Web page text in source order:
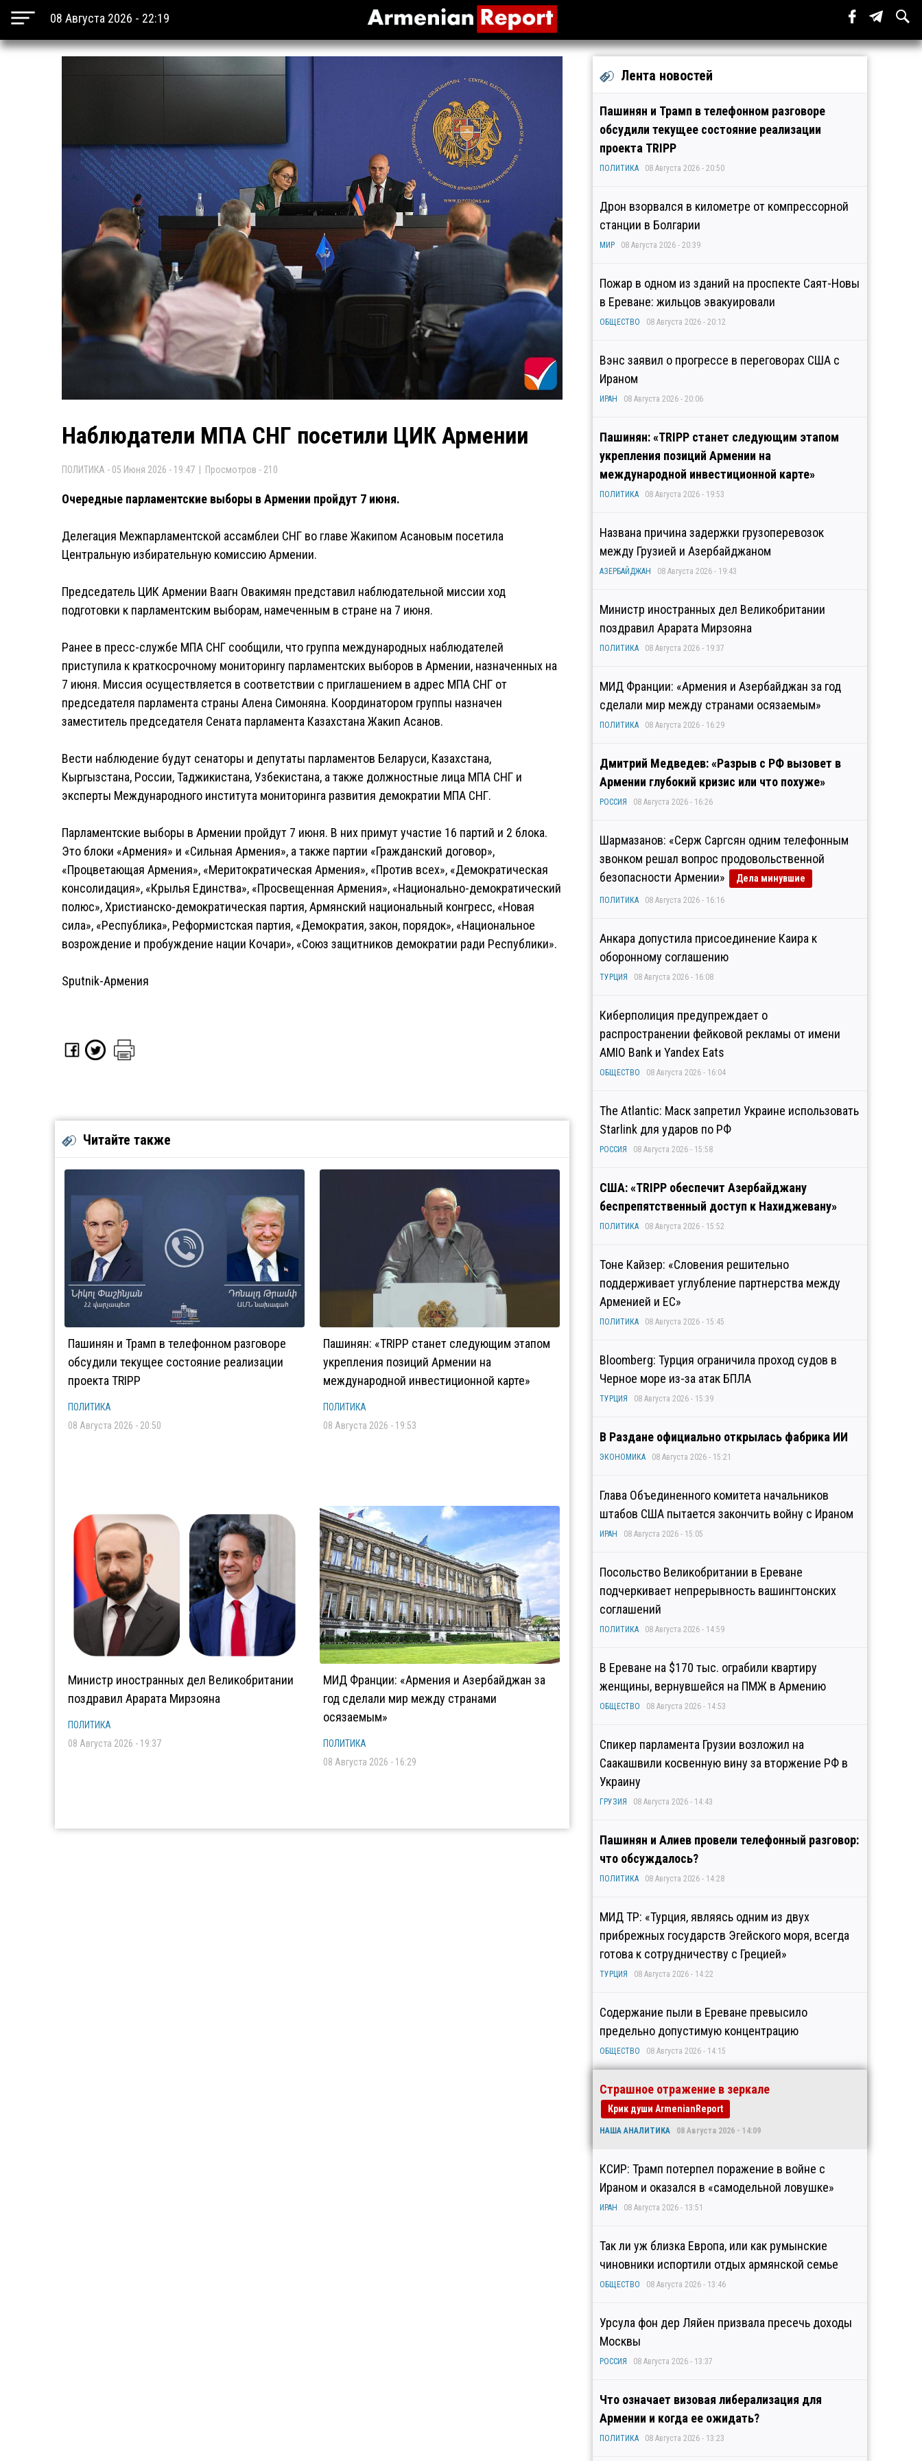
08 Августа 2026 - 22:19
Наблюдатели МПА СНГ посетили ЦИК Армении
ПОЛИТИКА - 05 Июня 2026 - 19:47 | Просмотров - 210
Очередные парламентские выборы в Армении пройдут 7 июня.
Делегация Межпарламентской ассамблеи СНГ во главе Жакипом Асановым посетила
Центральную избирательную комиссию Армении.
Председатель ЦИК Армении Ваагн Овакимян представил наблюдательной миссии ход
подготовки к парламентским выборам, намеченным в стране на 7 июня.
Ранее в пресс-службе МПА СНГ сообщили, что группа международных наблюдателей
приступила к краткосрочному мониторингу парламентских выборов в Армении, назначенных на
7 июня. Миссия осуществляется в соответствии с приглашением в адрес МПА СНГ от
председателя парламента страны Алена Симоняна. Координатором группы назначен
заместитель председателя Сената парламента Казахстана Жакип Асанов.
Вести наблюдение будут сенаторы и депутаты парламентов Беларуси, Казахстана,
Кыргызстана, России, Таджикистана, Узбекистана, а также должностные лица МПА СНГ и
эксперты Международного института мониторинга развития демократии МПА СНГ.
Парламентские выборы в Армении пройдут 7 июня. В них примут участие 16 партий и 2 блока.
Это блоки «Армения» и «Сильная Армения», а также партии «Гражданский договор»,
«Процветающая Армения», «Меритократическая Армения», «Против всех», «Демократическая
консолидация», «Крылья Единства», «Просвещенная Армения», «Национально-демократический
полюс», Христианско-демократическая партия, Армянский национальный конгресс, «Новая
сила», «Республика», Реформистская партия, «Демократия, закон, порядок», «Национальное
возрождение и пробуждение нации Кочари», «Союз защитников демократии ради Республики».
Sputnik-Армения
Читайте также
Пашинян и Трамп в телефонном разговоре
обсудили текущее состояние реализации
проекта TRIPP
ПОЛИТИКА
08 Августа 2026 - 20:50
Пашинян: «TRIPP станет следующим этапом
укрепления позиций Армении на
международной инвестиционной карте»
ПОЛИТИКА
08 Августа 2026 - 19:53
Министр иностранных дел Великобритании
поздравил Арарата Мирзояна
ПОЛИТИКА
08 Августа 2026 - 19:37
МИД Франции: «Армения и Азербайджан за
год сделали мир между странами
осязаемым»
ПОЛИТИКА
08 Августа 2026 - 16:29
Лента новостей
Пашинян и Трамп в телефонном разговоре
обсудили текущее состояние реализации
проекта TRIPP
ПОЛИТИКА 08 Августа 2026 - 20:50
Дрон взорвался в километре от компрессорной
станции в Болгарии
МИР 08 Августа 2026 - 20:39
Пожар в одном из зданий на проспекте Саят-Новы
в Ереване: жильцов эвакуировали
ОБЩЕСТВО 08 Августа 2026 - 20:12
Вэнс заявил о прогрессе в переговорах США с
Ираном
ИРАН 08 Августа 2026 - 20:06
Пашинян: «TRIPP станет следующим этапом
укрепления позиций Армении на
международной инвестиционной карте»
ПОЛИТИКА 08 Августа 2026 - 19:53
Названа причина задержки грузоперевозок
между Грузией и Азербайджаном
АЗЕРБАЙДЖАН 08 Августа 2026 - 19:43
Министр иностранных дел Великобритании
поздравил Арарата Мирзояна
ПОЛИТИКА 08 Августа 2026 - 19:37
МИД Франции: «Армения и Азербайджан за год
сделали мир между странами осязаемым»
ПОЛИТИКА 08 Августа 2026 - 16:29
Дмитрий Медведев: «Разрыв с РФ вызовет в
Армении глубокий кризис или что похуже»
РОССИЯ 08 Августа 2026 - 16:26
Шармазанов: «Серж Саргсян одним телефонным
звонком решал вопрос продовольственной
безопасности Армении»
Дела минувшие
ПОЛИТИКА 08 Августа 2026 - 16:16
Анкара допустила присоединение Каира к
оборонному соглашению
ТУРЦИЯ 08 Августа 2026 - 16:08
Киберполиция предупреждает о
распространении фейковой рекламы от имени
AMIO Bank и Yandex Eats
ОБЩЕСТВО 08 Августа 2026 - 16:04
The Atlantic: Маск запретил Украине использовать
Starlink для ударов по РФ
РОССИЯ 08 Августа 2026 - 15:58
США: «TRIPP обеспечит Азербайджану
беспрепятственный доступ к Нахиджевану»
ПОЛИТИКА 08 Августа 2026 - 15:52
Тоне Кайзер: «Словения решительно
поддерживает углубление партнерства между
Арменией и ЕС»
ПОЛИТИКА 08 Августа 2026 - 15:45
Bloomberg: Турция ограничила проход судов в
Черное море из-за атак БПЛА
ТУРЦИЯ 08 Августа 2026 - 15:39
В Раздане официально открылась фабрика ИИ
ЭКОНОМИКА 08 Августа 2026 - 15:21
Глава Объединенного комитета начальников
штабов США пытается закончить войну с Ираном
ИРАН 08 Августа 2026 - 15:05
Посольство Великобритании в Ереване
подчеркивает непрерывность вашингтонских
соглашений
ПОЛИТИКА 08 Августа 2026 - 14:59
В Ереване на $170 тыс. ограбили квартиру
женщины, вернувшейся на ПМЖ в Армению
ОБЩЕСТВО 08 Августа 2026 - 14:53
Спикер парламента Грузии возложил на
Саакашвили косвенную вину за вторжение РФ в
Украину
ГРУЗИЯ 08 Августа 2026 - 14:43
Пашинян и Алиев провели телефонный разговор:
что обсуждалось?
ПОЛИТИКА 08 Августа 2026 - 14:28
МИД ТР: «Турция, являясь одним из двух
прибрежных государств Эгейского моря, всегда
готова к сотрудничеству с Грецией»
ТУРЦИЯ 08 Августа 2026 - 14:22
Содержание пыли в Ереване превысило
предельно допустимую концентрацию
ОБЩЕСТВО 08 Августа 2026 - 14:15
Страшное отражение в зеркале
Крик души ArmenianReport
НАША АНАЛИТИКА 08 Августа 2026 - 14:09
КСИР: Трамп потерпел поражение в войне с
Ираном и оказался в «самодельной ловушке»
ИРАН 08 Августа 2026 - 13:51
Так ли уж близка Европа, или как румынские
чиновники испортили отдых армянской семье
ОБЩЕСТВО 08 Августа 2026 - 13:46
Урсула фон дер Ляйен призвала пресечь доходы
Москвы
РОССИЯ 08 Августа 2026 - 13:37
Что означает визовая либерализация для
Армении и когда ее ожидать?
ПОЛИТИКА 08 Августа 2026 - 13:23